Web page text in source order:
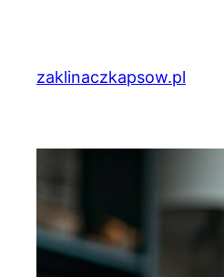
treścizaklinaczkapsow.pl